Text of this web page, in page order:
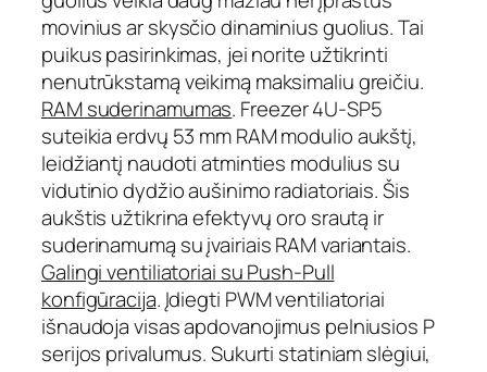
s
e
r
v
e
r
i
o
p
r
o
c
e
s
o
movinius ar skysčio dinaminius guolius. Tai
puikus pasirinkimas, jei norite užtikrinti
nenutrūkstamą veikimą maksimaliu greičiu.
RAM suderinamumas. Freezer 4U-SP5
suteikia erdvų 53 mm RAM modulio aukštį,
leidžiantį naudoti atminties modulius su
vidutinio dydžio aušinimo radiatoriais. Šis
aukštis užtikrina efektyvų oro srautą ir
suderinamumą su įvairiais RAM variantais.
Galingi ventiliatoriai su Push-Pull
konfigūracija. Įdiegti PWM ventiliatoriai
išnaudoja visas apdovanojimus pelniusios P
serijos privalumus. Sukurti statiniam slėgiui,